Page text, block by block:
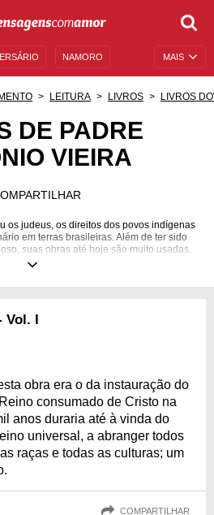
MAIS
NAMORO
DE ANIVERSÁRIO
LEITURA LIVROS LIVROS
DE PADRE
VIEIRA
os judeus, os direitos dos povos indígenas
em terras brasileiras. Além de ter sido
suas obras até hoje são muito usadas.
alguns livros dele!
Vol. I
obra era o da instauração do
consumado de Cristo na
anos duraria até à vinda do
universal, a abranger todos
raças e todas as culturas; um
COMPARTILHAR